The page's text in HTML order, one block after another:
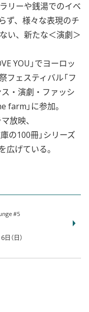
リーや銭湯でのイベ
ず、様々な表現のチ
い、新たな＜演劇＞
YOU」でヨーロッ
フェスティバル「フ
・演劇・ファッシ
farm」に参加。
放映、
の100冊」シリーズ
広げている。
#5
（日）